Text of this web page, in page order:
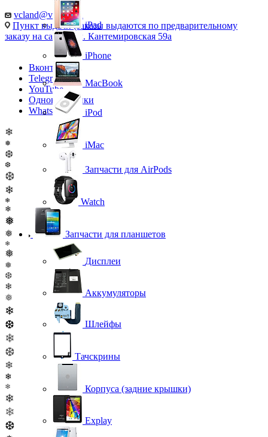
vcland@vcland.ru
Пункт выдачи (заказы выдаются по предварительному
заказу на сайте), ул. Кантемировская 59а
Вконтакте
Telegram
YouTube
Одноклассники
WhatsApp
❄
❅
❆
❆
❆
❄
❄
❄
❅
❅
❄
❅
❅
❆
❄
❅
❄
❆
❄
❆
❄
❄
❄
❄
❄
❆
iPad
iPhone
MacBook
iPod
iMac
Запчасти для AirPods
Watch
Запчасти для планшетов
Дисплеи
Аккумуляторы
Шлейфы
Тачскрины
Корпуса (задние крышки)
Explay